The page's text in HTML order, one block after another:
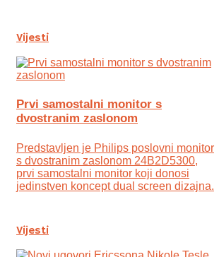
Vijesti
Prvi samostalni monitor s
dvostranim zaslonom
Predstavljen je Philips poslovni monitor
s dvostranim zaslonom 24B2D5300,
prvi samostalni monitor koji donosi
jedinstven koncept dual screen dizajna.
Vijesti